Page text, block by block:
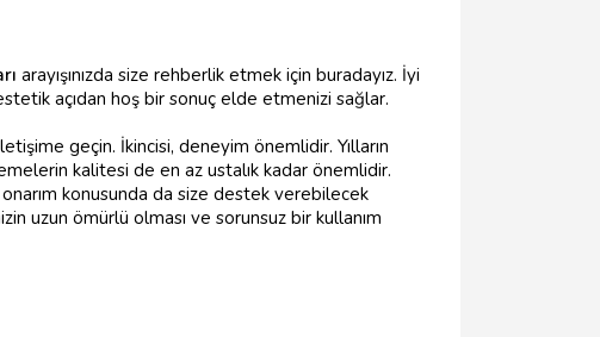
arayışınızda size rehberlik etmek için buradayız. İyi
açıdan hoş bir sonuç elde etmenizi sağlar.
geçin. İkincisi, deneyim önemlidir. Yılların
kalitesi de en az ustalık kadar önemlidir.
konusunda da size destek verebilecek
uzun ömürlü olması ve sorunsuz bir kullanım